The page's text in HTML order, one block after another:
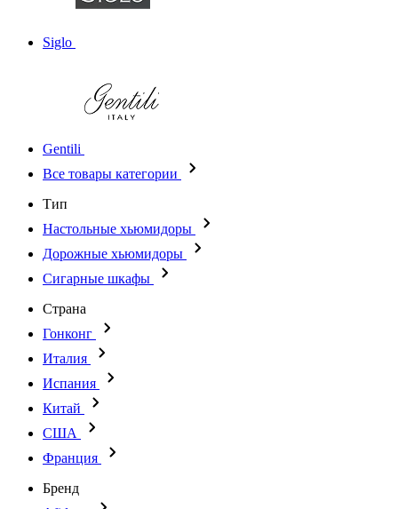
Siglo
Gentili
Все товары категории
Тип
Настольные хьюмидоры
Дорожные хьюмидоры
Сигарные шкафы
Страна
Гонконг
Италия
Испания
Китай
США
Франция
Бренд